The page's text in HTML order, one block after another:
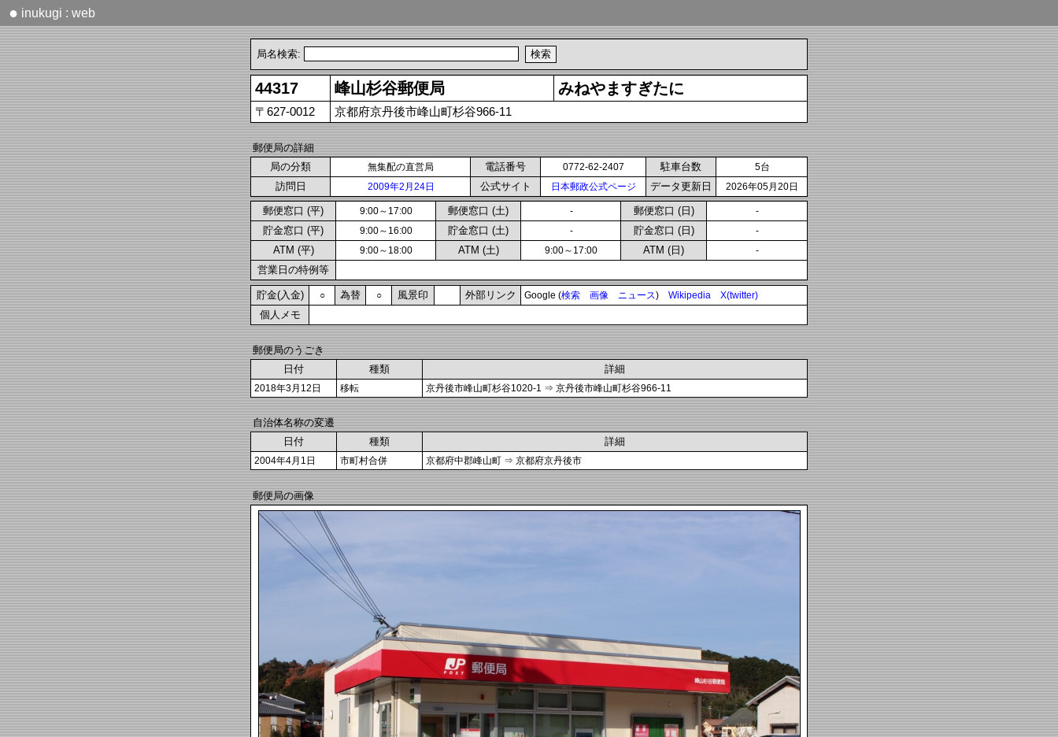
● inukugi : web
局名検索:
44317 峰山杉谷郵便局 みねやますぎたに
〒627-0012 京都府京丹後市峰山町杉谷966-11
郵便局の詳細
局の分類
無集配の直営局 電話番号 0772-62-2407 駐車台数 5台
訪問日 2009年2月24日 公式サイト 日本郵政公式ページ データ更新日 2026年05月20日
郵便窓口 (平) 9:00～17:00 郵便窓口 (土) - 郵便窓口 (日) -
貯金窓口 (平) 9:00～16:00 貯金窓口 (土) - 貯金窓口 (日) -
ATM (平) 9:00～18:00 ATM (土) 9:00～17:00 ATM (日) -
営業日の特例等
貯金(入金) ○ 為替 ○ 風景印 外部リンク Google (検索 画像 ニュース) Wikipedia X(twitter)
個人メモ
郵便局のうごき
日付
種類 詳細
2018年3月12日 移転 京丹後市峰山町杉谷1020-1 ⇒ 京丹後市峰山町杉谷966-11
自治体名称の変遷
日付
種類 詳細
2004年4月1日 市町村合併 京都府中郡峰山町 ⇒ 京都府京丹後市
郵便局の画像